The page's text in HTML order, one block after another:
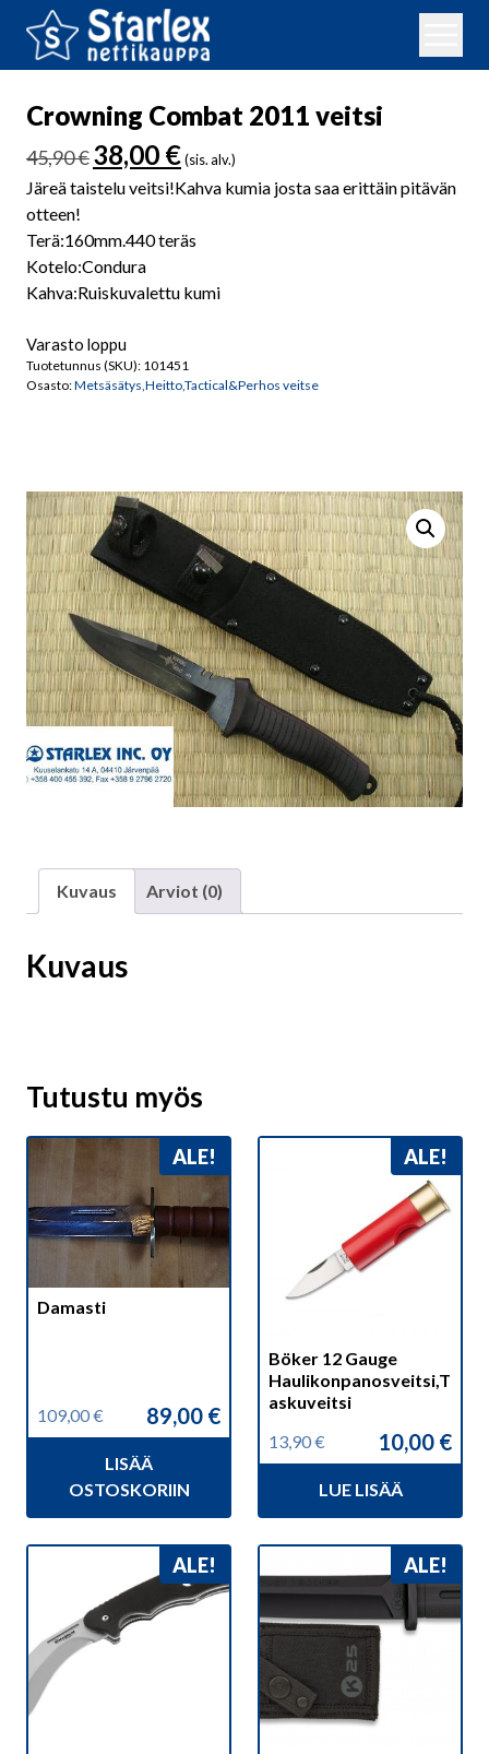
Crowning Combat 2011 veitsi
45,90€ Alkuperäinen
hinta
oli:
38,00 €Nykyinen
hinta
on:
(sis. alv.)
Järeä taistelu veitsi!Kahva kumia josta saa erittäin pitävän
otteen!
Terä:160mm.440 teräs
Kotelo:Condura
Kahva:Ruiskuvalettu kumi
Varasto loppu
Tuotetunnus (SKU): 101451
Osasto:Metsäsätys,Heitto,Tactical&Perhos veitse
Kuvaus Arviot (0)
Kuvaus
Tutustu myös
ALE!
Damasti
109,00€
Alkuperäinen
109,00 €.
89,00 €
Nykyinen
89,00 €.
LISÄÄ
OSTOSKORIIN
ALE!
Böker 12 Gauge
Haulikonpanosveitsi,T
askuveitsi
13,90€
Alkuperäinen
13,90 €.
10,00 €
Nykyinen
10,00 €.
LUE LISÄÄ
ALE! ALE!